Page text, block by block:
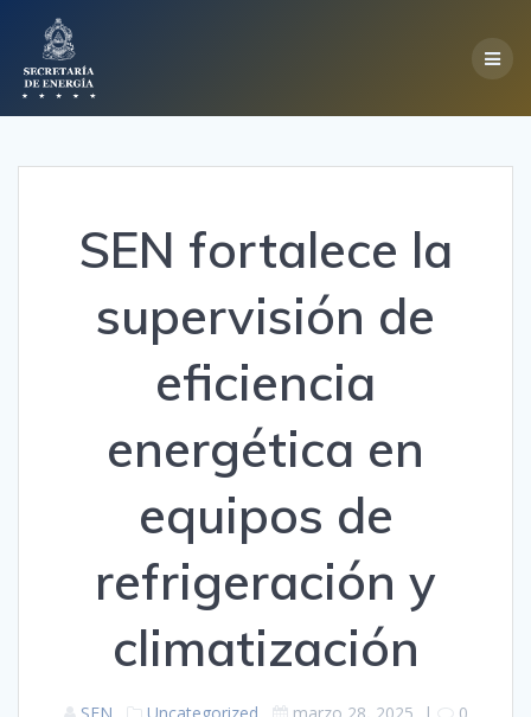
SEN fortalece la
supervisión de
eficiencia
energética en
equipos de
refrigeración y
climatización